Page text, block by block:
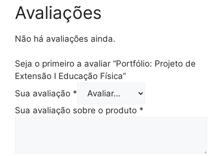
Avaliações
Não há avaliações ainda.
Seja o primeiro a avaliar “Portfólio: Projeto de
Extensão I Educação Física”
Sua avaliação *
Sua avaliação sobre o produto *